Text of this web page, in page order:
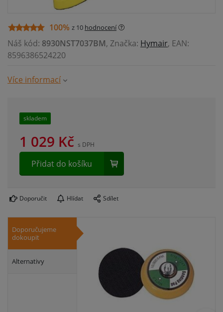
100% z 10 hodnocení
Náš kód: 8930NST7037BM, Značka: Hymair, EAN:
8596386524220
Více informací
skladem
1 029 Kč s DPH
Přidat do košíku
Doporučit Hlídat Sdílet
Doporučujeme
dokoupit
Alternativy